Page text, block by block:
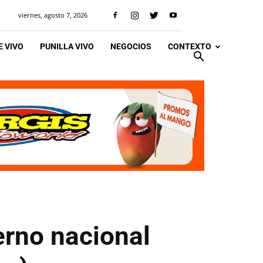
viernes, agosto 7, 2026
VIVO PUNILLA VIVO NEGOCIOS CONTEXTO
nacional